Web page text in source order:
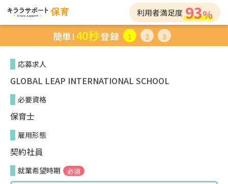
利用者満足度 93
簡単!40秒登録 1 2 3
応募求人
GLOBAL LEAP INTERNATIONAL SCHOOL
必要資格
保育士
雇用形態
契約社員
就業希望時期 必須